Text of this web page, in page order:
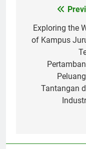
Exploring the
of Kampus
Tantangan